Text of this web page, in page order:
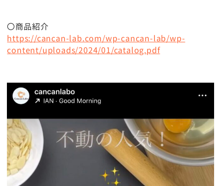
〇商品紹介
https://cancan-lab.com/wp-cancan-lab/wp-
content/uploads/2024/01/catalog.pdf